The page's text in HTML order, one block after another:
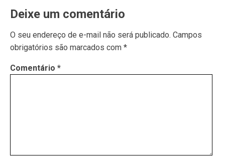
Deixe um comentário
O seu endereço de e-mail não será publicado. Campos
obrigatórios são marcados com *
Comentário *